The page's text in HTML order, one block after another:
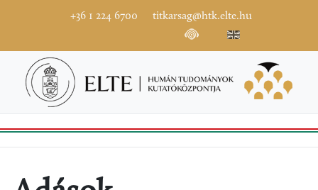
+36 1 224 6700 titkarsag@htk.elte.hu